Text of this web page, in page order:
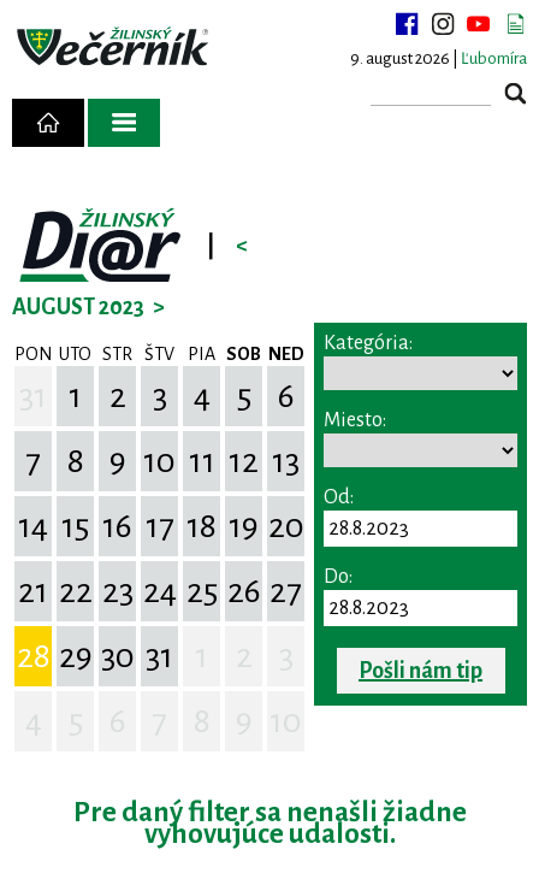
9. august 2026 | Ľubomíra
<
AUGUST 2023 >
PON UTO STR ŠTV PIA SOB NED
1 2 3 4 5
6
7
8 9 10 11 12 13
14 15 16 17 18 19 20
21 22 23 24 25 26 27
28 29 30 31
Kategória:
Miesto:
Od:
Do:
Pošli nám tip
Pre daný filter sa nenašli žiadne
vyhovujúce udalosti.